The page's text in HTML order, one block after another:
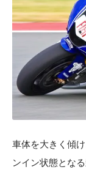
車体を大きく傾
ンイン状態とな